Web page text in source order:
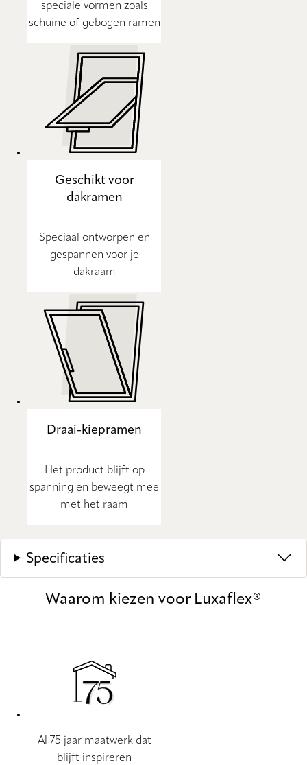
speciale vormen zoals
schuine of gebogen ramen
Geschikt voor
dakramen
Speciaal ontworpen en
gespannen voor je
dakraam
Draai-kiepramen
Het product blijft op
spanning en beweegt mee
met het raam
Specificaties
Waarom kiezen voor Luxaflex®
Al 75 jaar maatwerk dat
blijft inspireren